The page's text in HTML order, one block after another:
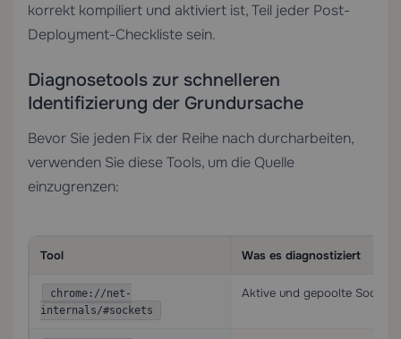
korrekt kompiliert und aktiviert ist, Teil jeder Post-
Deployment-Checkliste sein.
Diagnosetools zur schnelleren
Identifizierung der Grundursache
Bevor Sie jeden Fix der Reihe nach durcharbeiten,
verwenden Sie diese Tools, um die Quelle
einzugrenzen:
Tool Was es diagnostiziert
chrome://net-
internals/#sockets
Aktive und gepoolte Socket-